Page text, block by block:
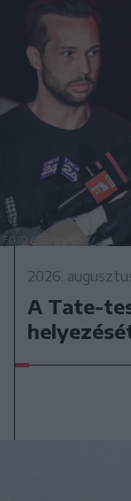
2026.
A Tate-